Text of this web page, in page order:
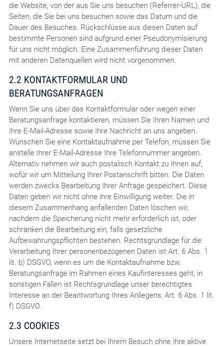
die Website, von der aus Sie uns besuchen (Referrer-URL), die
Seiten, die Sie bei uns besuchen sowie das Datum und die
Dauer des Besuches. Rückschlüsse aus diesen Daten auf
bestimmte Personen sind aufgrund einer Pseudonymisierung
für uns nicht möglich. Eine Zusammenführung dieser Daten
mit anderen Datenquellen wird nicht vorgenommen.
2.2 KONTAKTFORMULAR UND
BERATUNGSANFRAGEN
Wenn Sie uns über das Kontaktformular oder wegen einer
Beratungsanfrage kontaktieren, müssen Sie Ihren Namen und
Ihre E-Mail-Adresse sowie Ihre Nachricht an uns angeben.
Wünschen Sie eine Kontaktaufnahme per Telefon, müssen Sie
anstelle Ihrer E-Mail-Adresse Ihre Telefonnummer angeben.
Alternativ nehmen wir auch postalisch Kontakt zu Ihnen auf,
wofür wir um Mitteilung Ihrer Postanschrift bitten. Die Daten
werden zwecks Bearbeitung Ihrer Anfrage gespeichert. Diese
Daten geben wir nicht ohne ihre Einwilligung weiter. Die in
diesem Zusammenhang anfallenden Daten löschen wir,
nachdem die Speicherung nicht mehr erforderlich ist, oder
schränken die Bearbeitung ein, falls gesetzliche
Aufbewahrungspflichten bestehen. Rechtsgrundlage für die
Verarbeitung Ihrer personenbezogenen Daten ist Art. 6 Abs. 1
lit. b) DSGVO, wenn es um die Kontaktaufnahme bzw.
Beratungsanfrage im Rahmen eines Kaufinteresses geht, in
sonstigen Fällen ist Rechtsgrundlage unser berechtigtes
Interesse an der Beantwortung Ihres Anliegens, Art. 6 Abs. 1 lit.
f) DSGVO.
2.3 COOKIES
Unsere Internetseite setzt bei Ihrem Besuch ohne Ihre aktive